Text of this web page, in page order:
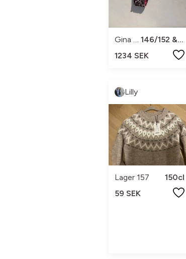
146/152 & 158/164
1234 SEK
Lilly
Lager 157
150cl
59 SEK